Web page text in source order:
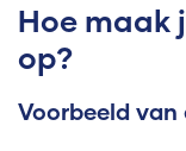
Hoe maak
op?
Voorbeeld